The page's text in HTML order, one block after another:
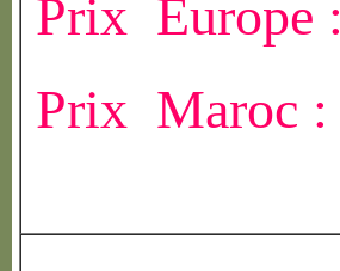
Prix Europe :
Prix Maroc :